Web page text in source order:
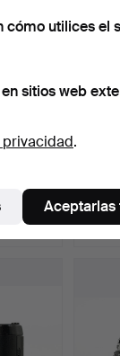
TTL-Set.
7 pujas
106
cómo utilices el
sitios web
.
Aceptarlas